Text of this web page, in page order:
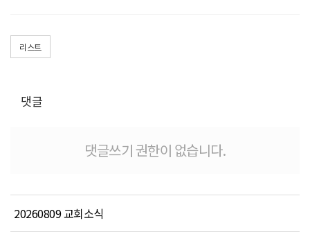
리스트
댓글
댓글쓰기 권한이 없습니다.
20260809 교회소식